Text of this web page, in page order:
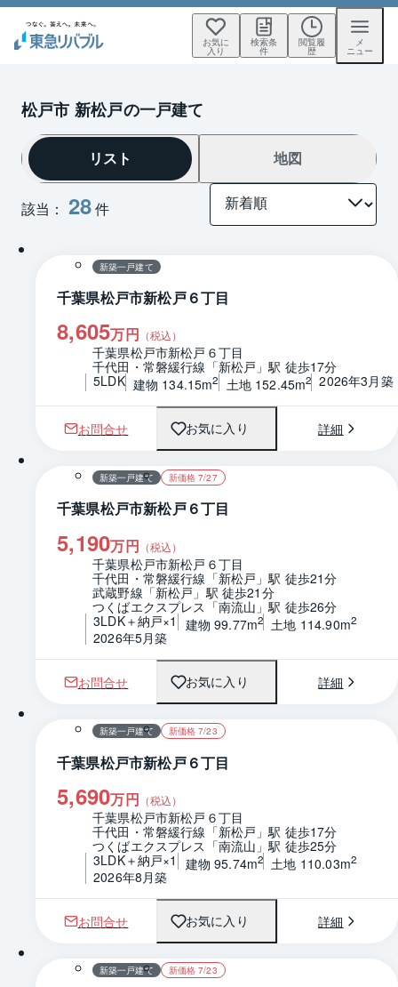
お気に
入り
検索条
件
閲覧履
歴
メ
ニュー
松戸市 新松戸の一戸建て
該当： 28件
リスト 地図
1 / 0 間取り
新築一戸建て
千葉県松戸市新松戸６丁目
8,605万円 （税込）
千葉県松戸市新松戸６丁目
千代田・常磐緩行線「新松戸」駅 徒歩17分
5LDK 建物 134.15m2 土地 152.45m2 2026年3月築
お問合せ お気に入り 詳細
1 / 0 間取り
新築一戸建て 新価格 7/27
千葉県松戸市新松戸６丁目
5,190万円 （税込）
千葉県松戸市新松戸６丁目
千代田・常磐緩行線「新松戸」駅 徒歩21分
武蔵野線「新松戸」駅 徒歩21分
つくばエクスプレス「南流山」駅 徒歩26分
3LDK＋納戸×1
建物 99.77m2 土地 114.90m2
2026年5月築
お問合せ お気に入り 詳細
1 / 0 間取り
新築一戸建て 新価格 7/23
千葉県松戸市新松戸６丁目
5,690万円 （税込）
千葉県松戸市新松戸６丁目
千代田・常磐緩行線「新松戸」駅 徒歩17分
つくばエクスプレス「南流山」駅 徒歩25分
3LDK＋納戸×1
建物 95.74m2 土地 110.03m2
2026年8月築
お問合せ お気に入り 詳細
1 / 0 間取り
新築一戸建て 新価格 7/23